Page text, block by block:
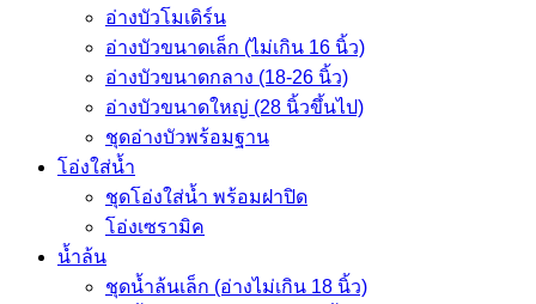
อ่างบัวโมเดิร์น
อ่างบัวขนาดเล็ก (ไม่เกิน 16 นิ้ว)
อ่างบัวขนาดกลาง (18-26 นิ้ว)
อ่างบัวขนาดใหญ่ (28 นิ้วขึ้นไป)
ชุดอ่างบัวพร้อมฐาน
โอ่งใส่น้ำ
ชุดโอ่งใส่น้ำ พร้อมฝาปิด
โอ่งเซรามิค
น้ำล้น
ชุดน้ำล้นเล็ก (อ่างไม่เกิน 18 นิ้ว)